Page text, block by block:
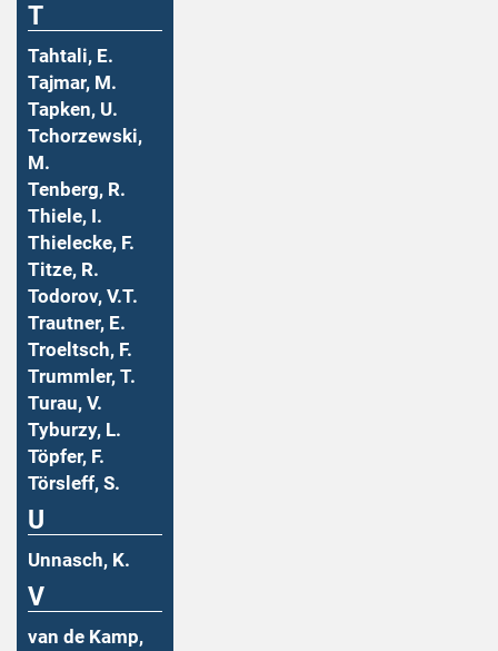
T
Tahtali, E.
Tajmar, M.
Tapken, U.
Tchorzewski,
M.
Tenberg, R.
Thiele, I.
Thielecke, F.
Titze, R.
Todorov, V.T.
Trautner, E.
Troeltsch, F.
Trummler, T.
Turau, V.
Tyburzy, L.
Töpfer, F.
Törsleff, S.
U
Unnasch, K.
V
van de Kamp,